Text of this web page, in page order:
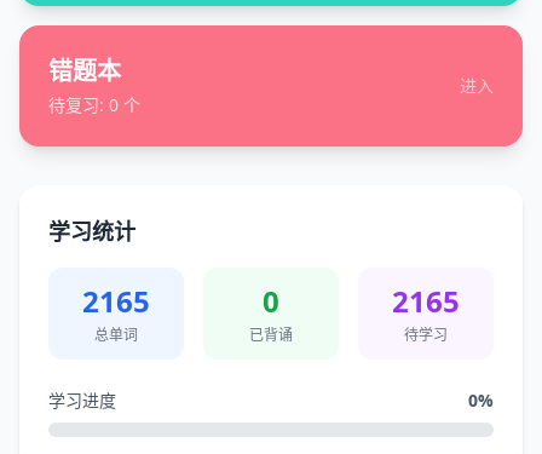
错题本
待复习: 0 个
进入
学习统计
2165
总单词
0
已背诵
2165
待学习
学习进度 0%